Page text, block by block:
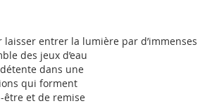
laisser entrer la lumière par
des jeux d’eau
dans une
qui forment
et de remise